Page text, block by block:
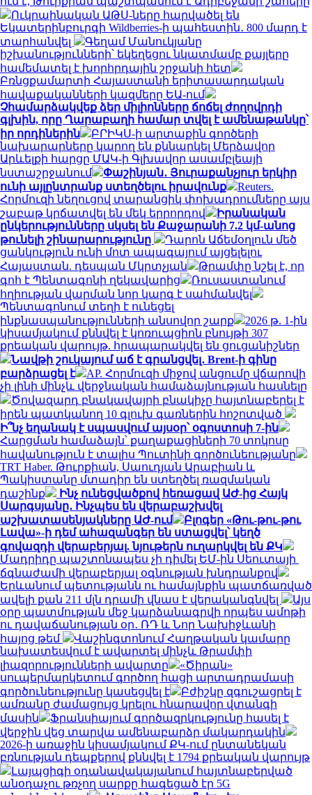
Ուկրաինական ԱԹՍ-ները հարվածել են
Եկատերինբուրգի Wildberries-ի պահեստին․ 800 մարդ է
տարհանվել
Գեղամ Մանուկյանը
իշխանությունների՝ եկեղեցու նկատմամբ քայլերը
համեմատել է խորհրդային շրջանի հետ
Բռնցքամարտի Հայաստանի երիտասարդական
հավաքականների կազմերը ԵԱ-ում
Չհամարձակվեք ձեր միլիոնները ճոճել ժողովրդի
գլխին, որը Ղարաբաղի համար տվել է ամենաթանկը՝
իր որդիներին
ԲՐԻԿՍ-ի արտաքին գործերի
նախարարները կարող են քննարկել Մերձավոր
Արևելքի հարցը ՄԱԿ-ի Գլխավոր ասամբլեայի
նստաշրջանում
Փաշինյան․ Յուրաքանչյուր երկիր
ունի այլընտրանք ստեղծելու իրավունք
Reuters.
Հորմուզի նեղուցով տարանցիկ փոխադրումները այս
շաբաթ կրճատվել են մեկ երրորդով
Իրանական
ընկերությունները սկսել են Քաջարանի 7.2 կմ-անոց
թունելի շինարարությունը
Դարոն Աճեմօղլուն մեծ
ցանկություն ունի մոտ ապագայում այցելելու
Հայաստան. դեսպան Մկրտչյան
Թրամփը նշել է, որ
գոհ է Պենտագոնի ղեկավարից
Ռուսաստանում
հղիության վարման նոր կարգ է սահմանվել
Պենտագոնում տեղի է ունեցել
ինքնասպանությունների անսովոր շարք
2026 թ. 1-ին
կիսամյակում քննվել է կոռուպցիոն բնույթի 307
քրեական վարույթ. հրապարակվել են ցուցանիշներ
Նավթի շուկայում աճ է գրանցվել․ Brent-ի գինը
բարձրացել է
AP. Հորմուզի միջով անցումը վճարովի
չի լինի մինչև վերջնական համաձայնության հասնելը
Ծովազարդ բնակավայրի բնակիչը հայտնաբերել է
իրեն պատկանող 10 գլուխ գառներին հոշոտված
Ի՞նչ եղանակ է սպասվում այսօր՝ օգոստոսի 7-ին
Հարցման համաձայն՝ քաղաքացիների 70 տոկոսը
հավանություն է տալիս Պուտինի գործունեությանը
TRT Haber. Թուրքիան, Սաուդյան Արաբիան և
Պակիստանը մտադիր են ստեղծել ռազմական
դաշինք
Ինչ ունեցվածքով հեռացավ ԱԺ-ից Հայկ
Սարգսյանը․ Ինչպես են վերաբաշխվել
աշխատասենյակները ԱԺ-ում
Բլոգեր «Թու-թու-թու
Լավա»-ի դեմ ահազանգեր են ստացվել՝ կեղծ
գովազդի վերաբերյալ. նյութերն ուղարկվել են ՔԿ
Մադրիդը պաշտոնապես չի դիմել ԵՄ-ին Սեուտայի ​​
ճգնաժամի վերաբերյալ օգնության խնդրանքով
Երևանում պետությանն ու համայնքին պատճառված
ավելի քան 211 մլն դրամի վնաս է վերականգնվել
Այս
օրը պատմության մեջ կարձանագրվի որպես ամոթի
ու դավաճանության օր․ ՌԴ և Նոր Նախիջևանի
հայոց թեմ
Վաշինգտոնում Հաղթական կամարը
նախատեսվում է ավարտել մինչև Թրամփի
լիազորությունների ավարտը
«Ծիրան»
սուպերմարկետում գործող հացի արտադրամասի
գործունեությունը կասեցվել է
Բժիշկը զգուշացրել է
ամռանը ժամացույց կրելու հնարավոր վտանգի
մասին
Ֆրանսիայում գործազրկությունը հասել է
վերջին վեց տարվա ամենաբարձր մակարդակին
2026-ի առաջին կիսամյակում ՔԿ-ում ընտանեկան
բռնության դեպքերով քննվել է 1794 քրեական վարույթ
Լայպցիգի օդանավակայանում հայտնաբերված
անօդաչու թռչող սարքը հագեցած էր 5G